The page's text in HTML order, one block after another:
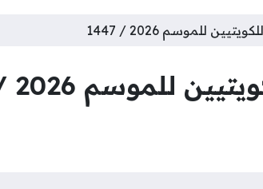
للموسم 2026 / 1447
2026 / 1447